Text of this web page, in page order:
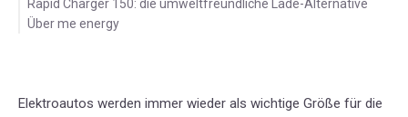
Rapid Charger 150: die umweltfreundliche Lade-Alternative
Über me energy
Elektroautos werden immer wieder als wichtige Größe für die